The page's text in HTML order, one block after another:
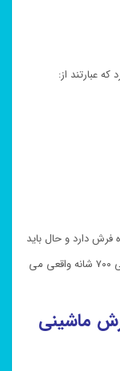
بافنده فرش دارد و حال باید
تشخیص دهیم که کدام نوع تراکم های فرش ماشینی ۷۰۰ شانه واقعی می
ماشینی